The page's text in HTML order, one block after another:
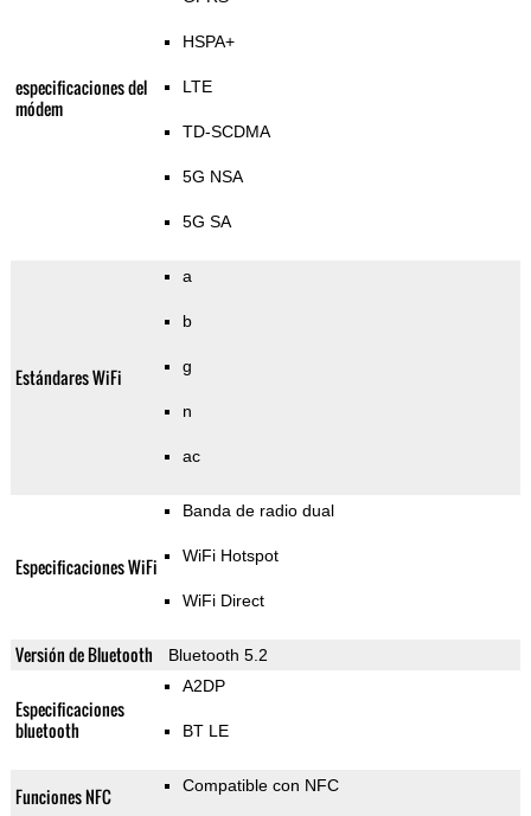
especificaciones del
módem
HSPA+
LTE
TD-SCDMA
5G NSA
5G SA
Estándares WiFi
a
b
g
n
ac
Especificaciones WiFi
Banda de radio dual
WiFi Hotspot
WiFi Direct
Versión de Bluetooth Bluetooth 5.2
Especificaciones
bluetooth
A2DP
BT LE
Funciones NFC Compatible con NFC